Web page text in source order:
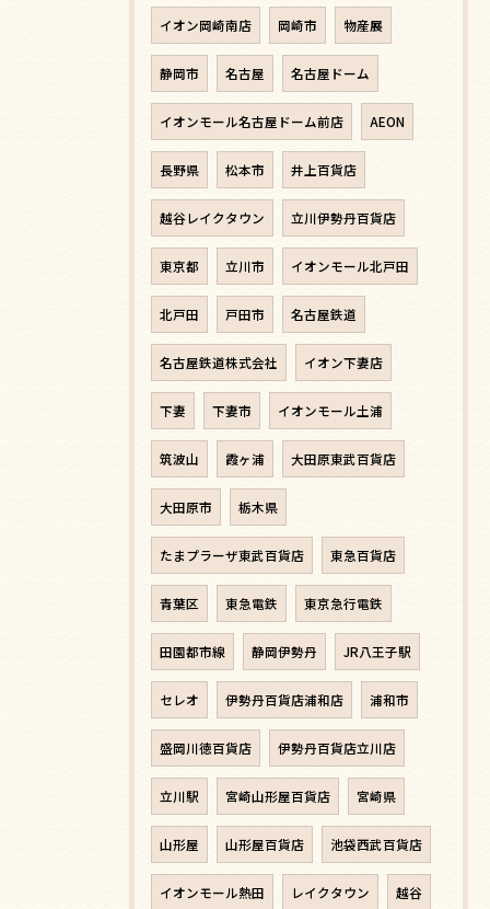
イオン岡崎南店 岡崎市 物産展
静岡市 名古屋 名古屋ドーム
イオンモール名古屋ドーム前店 AEON
長野県 松本市 井上百貨店
越谷レイクタウン 立川伊勢丹百貨店
東京都 立川市 イオンモール北戸田
北戸田 戸田市 名古屋鉄道
名古屋鉄道株式会社 イオン下妻店
下妻 下妻市 イオンモール土浦
筑波山 霞ヶ浦 大田原東武百貨店
大田原市 栃木県
たまプラーザ東武百貨店 東急百貨店
青葉区 東急電鉄 東京急行電鉄
田園都市線 静岡伊勢丹 JR八王子駅
セレオ 伊勢丹百貨店浦和店 浦和市
盛岡川徳百貨店 伊勢丹百貨店立川店
立川駅 宮崎山形屋百貨店 宮崎県
山形屋 山形屋百貨店 池袋西武百貨店
イオンモール熱田 レイクタウン 越谷